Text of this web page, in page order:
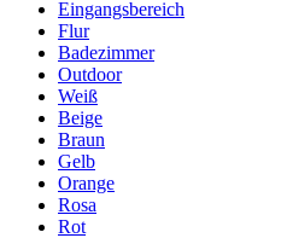
Eingangsbereich
Flur
Badezimmer
Outdoor
Weiß
Beige
Braun
Gelb
Orange
Rosa
Rot